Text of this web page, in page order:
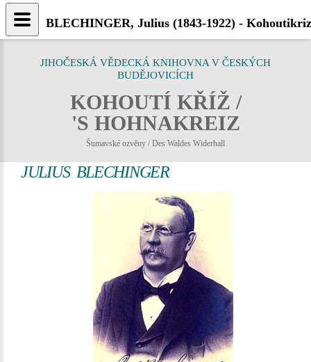
JIHOČESKÁ VĚDECKÁ KNIHOVNA V ČESKÝCH
BUDĚJOVICÍCH
KOHOUTÍ KŘÍŽ /
'S HOHNAKREIZ
Šumavské ozvěny / Des Waldes Widerhall
JULIUS BLECHINGER
BLECHINGER, Julius (1843-1922) -